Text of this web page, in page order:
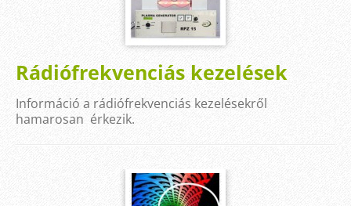
Rádiófrekvenciás kezelések
Információ a rádiófrekvenciás kezelésekről
hamarosan érkezik.